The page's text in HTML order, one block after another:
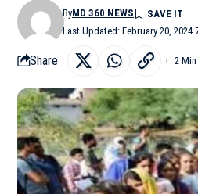
Last Updated: February 20, 2024
ByMD 360 NEWS
Share 2 Min